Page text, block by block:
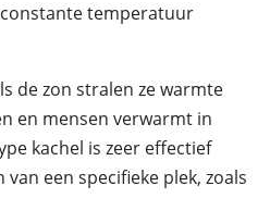
temperatuur
de zon stralen ze warmte
en mensen verwarmt in
kachel is zeer effectief
een specifieke plek, zoals